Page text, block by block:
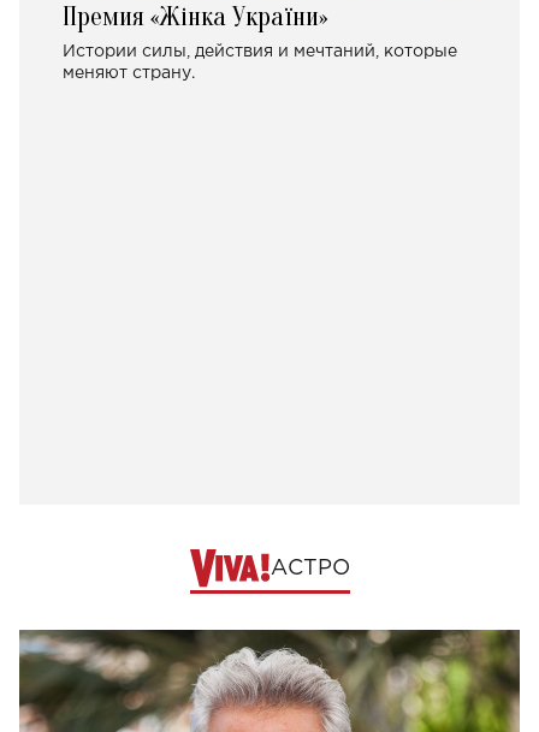
Премия «Жінка України»
Истории силы, действия и мечтаний, которые
меняют страну.
АСТРО